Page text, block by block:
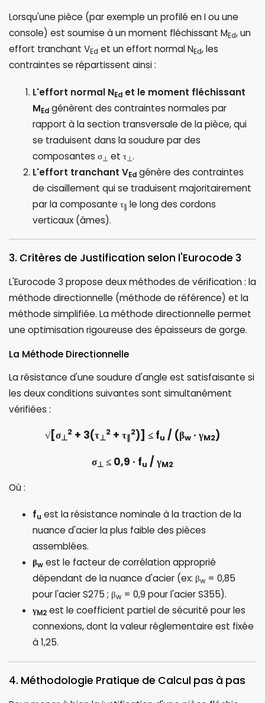
Lorsqu'une pièce (par exemple un profilé en I ou une
console) est soumise à un moment fléchissant MEd, un
effort tranchant VEd et un effort normal NEd, les
contraintes se répartissent ainsi :
L'effort normal NEd et le moment fléchissant
MEd génèrent des contraintes normales par
rapport à la section transversale de la pièce, qui
se traduisent dans la soudure par des
composantes σ⊥ et τ⊥.
L'effort tranchant VEd génère des contraintes
de cisaillement qui se traduisent majoritairement
par la composante τ∥ le long des cordons
verticaux (âmes).
3. Critères de Justification selon l'Eurocode 3
L'Eurocode 3 propose deux méthodes de vérification : la
méthode directionnelle (méthode de référence) et la
méthode simplifiée. La méthode directionnelle permet
une optimisation rigoureuse des épaisseurs de gorge.
La Méthode Directionnelle
La résistance d'une soudure d'angle est satisfaisante si
les deux conditions suivantes sont simultanément
vérifiées :
√[σ⊥
2 + 3(τ⊥
2 + τ∥
2)] ≤ fu / (βw · γM2)
σ⊥ ≤ 0,9 · fu / γM2
Où :
fu est la résistance nominale à la traction de la
nuance d'acier la plus faible des pièces
assemblées.
βw est le facteur de corrélation approprié
dépendant de la nuance d'acier (ex: βw= 0,85
pour l'acier S275 ; βw= 0,9 pour l'acier S355).
γM2 est le coefficient partiel de sécurité pour les
connexions, dont la valeur réglementaire est fixée
à 1,25.
4. Méthodologie Pratique de Calcul pas à pas